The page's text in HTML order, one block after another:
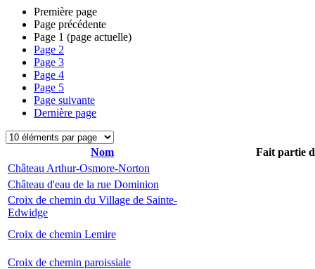
Première page
Page précédente
Page 1 (page actuelle)
Page 2
Page 3
Page 4
Page 5
Page suivante
Dernière page
Nom
Fait partie
Château Arthur-Osmore-Norton
Château d'eau de la rue Dominion
Croix de chemin du Village de Sainte-
Edwidge
Croix de chemin Lemire
Croix de chemin paroissiale